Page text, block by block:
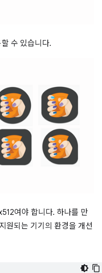
수 있습니다.
여야 합니다. 하나를 만
원되는 기기의 환경을 개선